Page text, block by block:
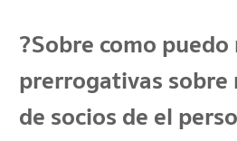
?Sobre como
prerrogativas sobre
de socios de el